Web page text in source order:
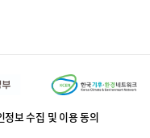
정보 수집 및 이용 동의